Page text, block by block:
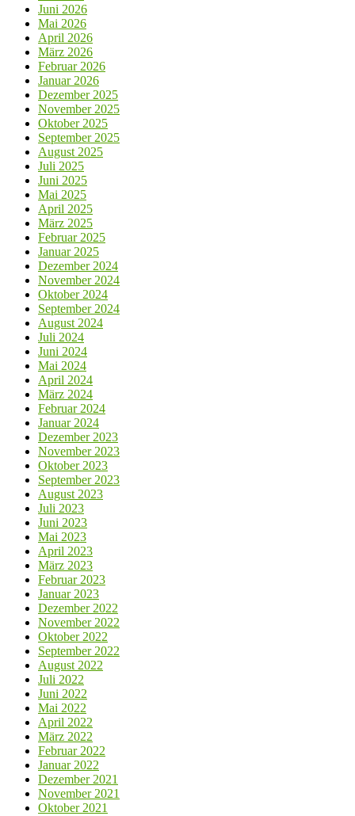
Juni 2026
Mai 2026
April 2026
März 2026
Februar 2026
Januar 2026
Dezember 2025
November 2025
Oktober 2025
September 2025
August 2025
Juli 2025
Juni 2025
Mai 2025
April 2025
März 2025
Februar 2025
Januar 2025
Dezember 2024
November 2024
Oktober 2024
September 2024
August 2024
Juli 2024
Juni 2024
Mai 2024
April 2024
März 2024
Februar 2024
Januar 2024
Dezember 2023
November 2023
Oktober 2023
September 2023
August 2023
Juli 2023
Juni 2023
Mai 2023
April 2023
März 2023
Februar 2023
Januar 2023
Dezember 2022
November 2022
Oktober 2022
September 2022
August 2022
Juli 2022
Juni 2022
Mai 2022
April 2022
März 2022
Februar 2022
Januar 2022
Dezember 2021
November 2021
Oktober 2021